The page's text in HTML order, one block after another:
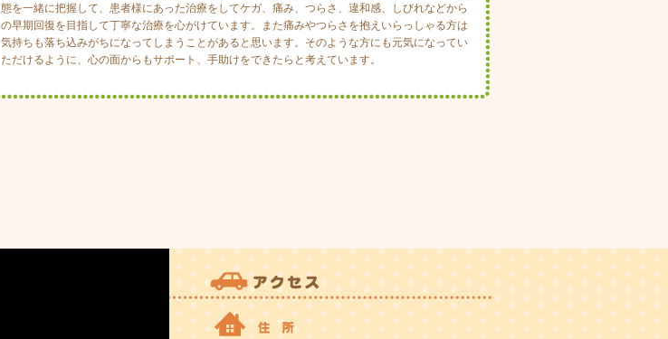
態を一緒に把握して、患者様にあった治療をしてケガ、痛み、つらさ、違和感、しびれなどから
の早期回復を目指して丁寧な治療を心がけています。また痛みやつらさを抱えいらっしゃる方は
気持ちも落ち込みがちになってしまうことがあると思います。そのような方にも元気になってい
ただけるように、心の面からもサポート、手助けをできたらと考えています。